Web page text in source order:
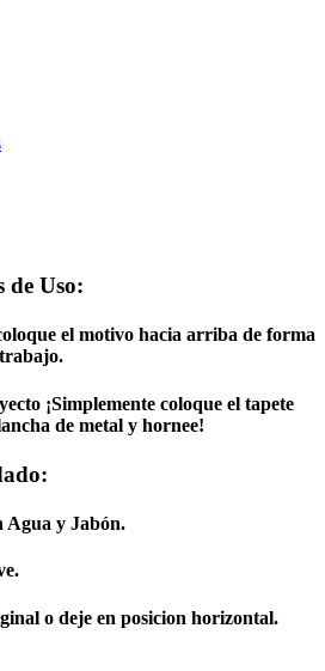
de Uso:
el motivo hacia arriba de forma
¡Simplemente coloque el tapete
de metal y hornee!
Agua y Jabón.
o deje en posicion horizontal.